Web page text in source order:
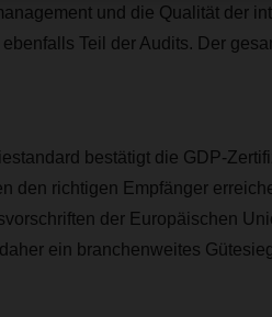
und die Qualität der
Teil der Audits. Der
bestätigt die GDP-
den richtigen Empfänger
der Europäischen
ein branchenweites